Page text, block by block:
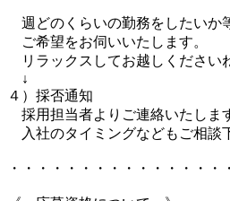
週どのくらいの勤務をしたいか
ご希望をお伺いいたします。
リラックスしてお越しください
↓
４）採否通知
採用担当者よりご連絡いたしま
入社のタイミングなどもご相談
・・・・・・・・・・・・・・